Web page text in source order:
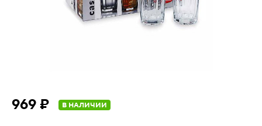
969 ₽ В НАЛИЧИИ